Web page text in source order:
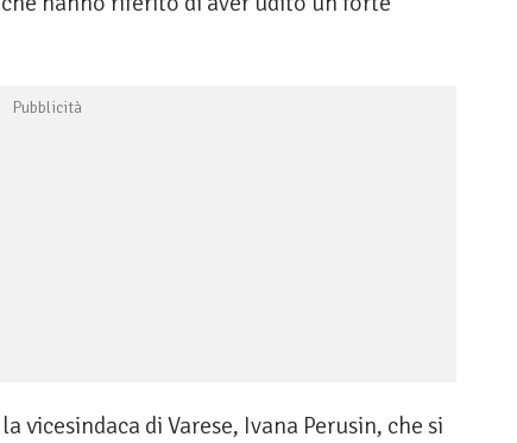
vicesindaca di Varese, Ivana Perusin, che si